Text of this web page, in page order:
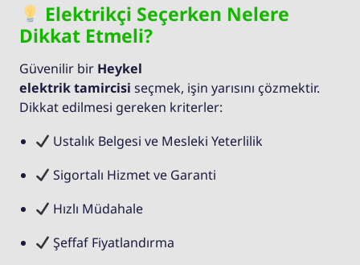
Elektrikçi Seçerken Nelere
Dikkat Etmeli?
Güvenilir bir Heykel
elektrik tamircisi seçmek, işin yarısını çözmektir.
Dikkat edilmesi gereken kriterler:
Ustalık Belgesi ve Mesleki Yeterlilik
Sigortalı Hizmet ve Garanti
Hızlı Müdahale
Şeffaf Fiyatlandırma